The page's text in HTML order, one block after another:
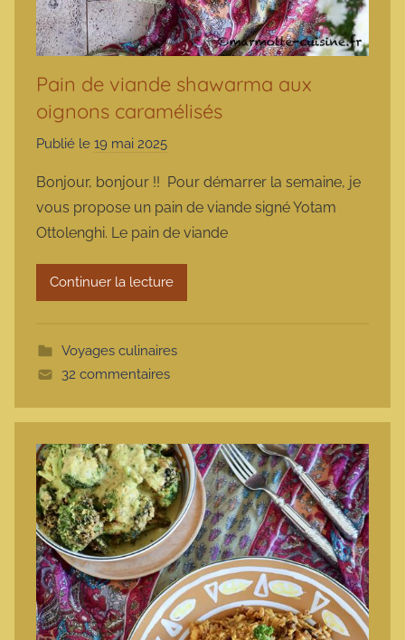
Pain de viande shawarma aux
oignons caramélisés
Publié le 19 mai 2025
r
m
a
r
m
t
e
Bonjour, bonjour !! Pour démarrer la semaine, je
vous propose un pain de viande signé Yotam
Ottolenghi. Le pain de viande
Continuer la lecture
Voyages culinaires
32 commentaires